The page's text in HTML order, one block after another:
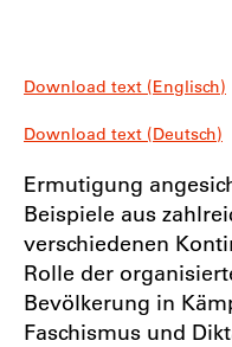
Download text (Englisch)
Download text (Deutsch)
Ermutigung
Beispiele aus
verschiedenen
Rolle der
Bevölkerung in
Faschismus und